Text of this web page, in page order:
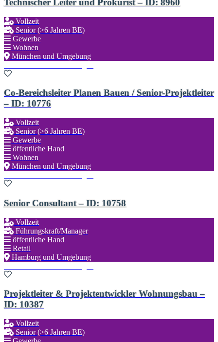
Technischer Leiter und Prokurist – ID: 8960
Vollzeit
Senior (>6 Jahren BE)
Gewerbe
Wohnen
München und Umgebung
Co-Bereichsleiter Planen Bauen / Senior-Projektleiter
– ID: 10776
Vollzeit
Senior (>6 Jahren BE)
Gewerbe
öffentliche Hand
Wohnen
München und Umgebung
Senior Consultant – ID: 10758
Vollzeit
Führungskraft/Manager
öffentliche Hand
Retail
Hamburg und Umgebung
Projektleiter & Projektentwickler Wohnungsbau –
ID: 10387
Vollzeit
Senior (>6 Jahren BE)